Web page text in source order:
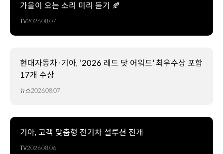
가을이 오는 소리 미리 듣기 🍂
TV2026.08.07
현대자동차·기아, '2026 레드 닷 어워드' 최우수상 포함
17개 수상
뉴스2026.08.07
기아, 고객 맞춤형 전기차 설루션 전개
TV2026.08.06